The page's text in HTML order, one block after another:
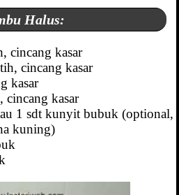
Halus:
cincang kasar
cincang kasar
kasar
cincang kasar
1 sdt kunyit bubuk (optional,
kuning)